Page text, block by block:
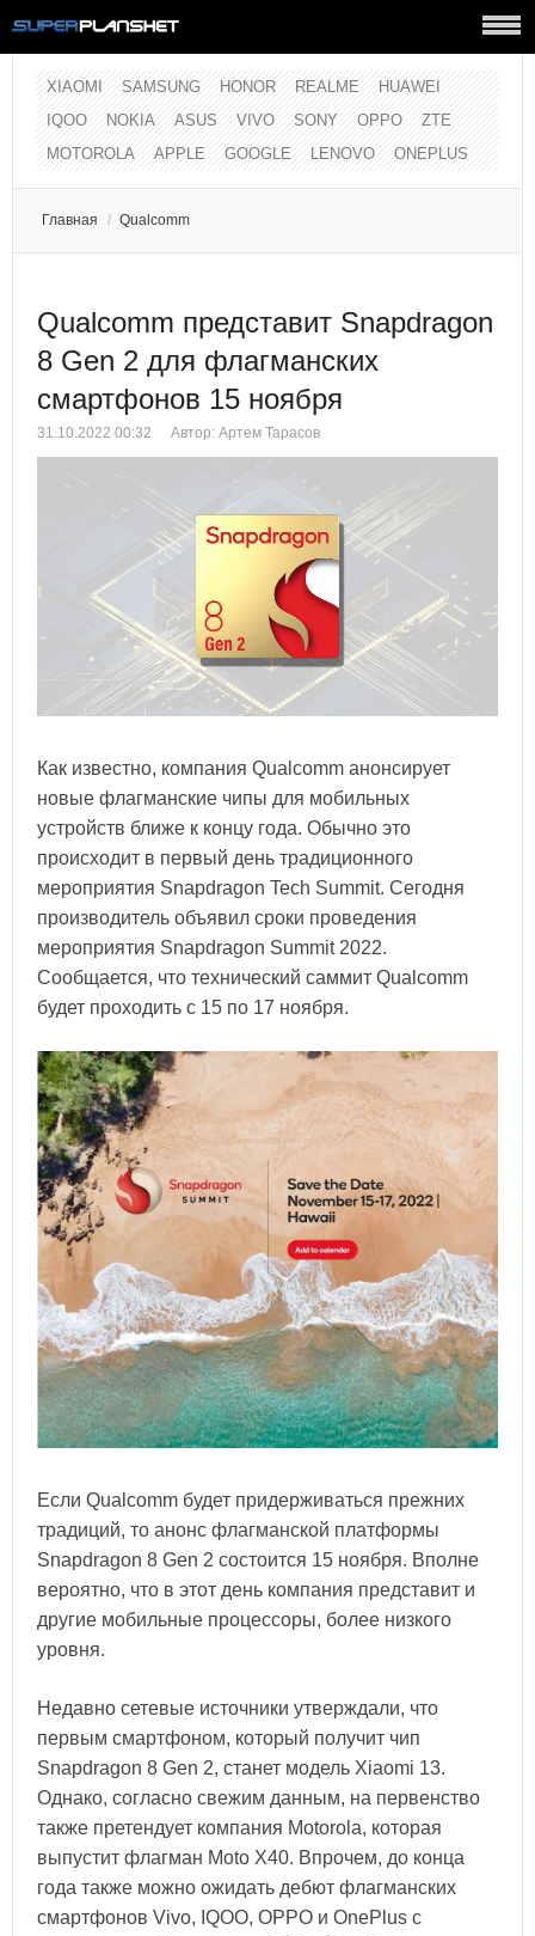
XIAOMI SAMSUNG HONOR REALME
HUAWEI
IQOO
NOKIA ASUS VIVO SONY OPPO
ZTE
MOTOROLA
APPLE GOOGLE LENOVO ONEPLUS
Главная / Qualcomm
Qualcomm представит Snapdragon
8 Gen 2 для флагманских
смартфонов 15 ноября
31.10.2022 00:32 Автор: Артем Тарасов
Как известно, компания Qualcomm анонсирует
новые флагманские чипы для мобильных
устройств ближе к концу года. Обычно это
происходит в первый день традиционного
мероприятия Snapdragon Tech Summit. Сегодня
производитель объявил сроки проведения
мероприятия Snapdragon Summit 2022.
Сообщается, что технический саммит Qualcomm
будет проходить с 15 по 17 ноября.
Если Qualcomm будет придерживаться прежних
традиций, то анонс флагманской платформы
Snapdragon 8 Gen 2 состоится 15 ноября. Вполне
вероятно, что в этот день компания представит и
другие мобильные процессоры, более низкого
уровня.
Недавно сетевые источники утверждали, что
первым смартфоном, который получит чип
Snapdragon 8 Gen 2, станет модель Xiaomi 13.
Однако, согласно свежим данным, на первенство
также претендует компания Motorola, которая
выпустит флагман Moto X40. Впрочем, до конца
года также можно ожидать дебют флагманских
смартфонов Vivo, IQOO, OPPO и OnePlus с